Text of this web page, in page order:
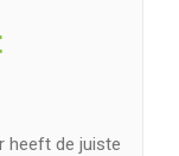
heeft de juiste